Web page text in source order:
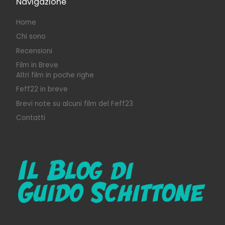
Home
Chi sono
Recensioni
Film in Breve
Altri film in poche righe
Feff22 in breve
Brevi note su alcuni film del Feff23
Contatti